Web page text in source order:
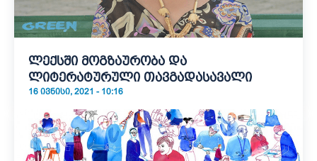
ლექსში მოგზაურობა და
ლიტერატურული თავგადასავალი
16 ᲘᲕᲜᲘᲡᲘ, 2021 - 10:16